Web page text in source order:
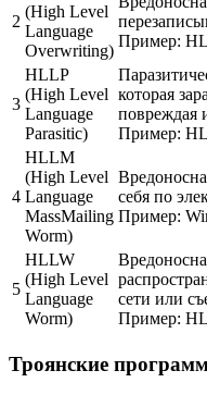
2
(High Level
Language
Overwriting)
Пример:
3
HLLP
(High Level
Language
Parasitic)
которая
повреждая
Пример:
4
HLLM
(High Level
Language
MassMailing
Worm)
себя по
Пример:
5
HLLW
(High Level
Language
Worm)
сети или
Пример:
Троянские